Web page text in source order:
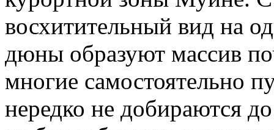
восхитительный вид на
дюны образуют массив
многие самостоятельно
нередко не добираются